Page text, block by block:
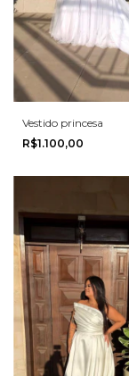
Vestido princesa
R$1.100,00